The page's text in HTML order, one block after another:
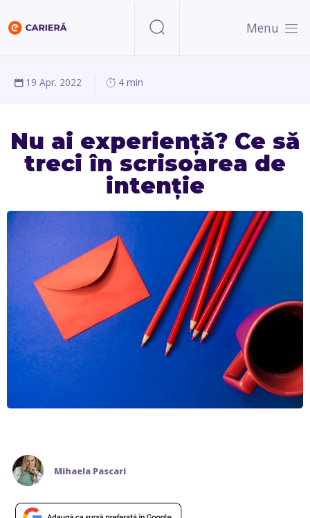
Menu
19 Apr. 2022 4 min
Nu ai experiență? Ce să
treci în scrisoarea de
intenție
Mihaela Pascari